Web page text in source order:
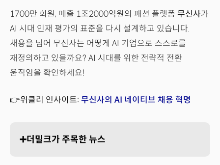
1700만 회원, 매출 1조2000억원의 패션 플랫폼 무신사가
AI 시대 인재 평가의 표준을 다시 설계하고 있습니다.
채용을 넘어 무신사는 어떻게 AI 기업으로 스스로를
재정의하고 있을까요? AI 시대를 위한 전략적 전환
움직임을 확인하세요!
👉위클리 인사이트: 무신사의 AI 네이티브 채용 혁명
➕더밀크가 주목한 뉴스